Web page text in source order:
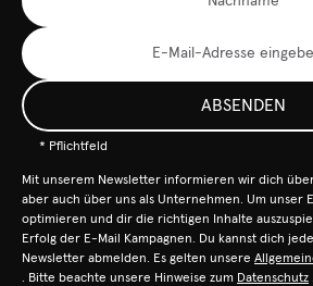
ABSENDEN
* Pflichtfeld
Mit unserem Newsletter informieren wir dich
aber auch über uns als Unternehmen. Um unser
optimieren und dir die richtigen Inhalte
Erfolg der E-Mail Kampagnen. Du kannst dich
Newsletter abmelden. Es gelten unsere
. Bitte beachte unsere Hinweise zum Datenschutz .